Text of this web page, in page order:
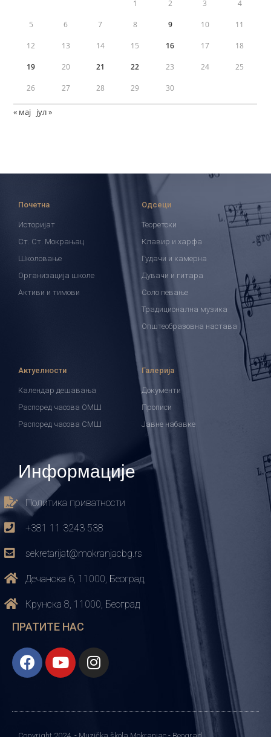
1 2 3 4
5 6 7 8 9 10 11
12 13 14 15 16 17 18
19 20 21 22 23 24 25
26 27 28 29 30
« мај јул »
Почетна
Историјат
Ст. Ст. Мокрањац
Школовање
Организација школе
Активи и тимови
Одсеци
Теоретски
Клавир и харфа
Гудачи и камерна
Дувачи и гитара
Соло певање
Традиционална музика
Општеобразовна настава
Актуелности
Календар дешавања
Распоред часова ОМШ
Распоред часова СМШ
Галерија
Документи
Прописи
Јавне набавке
Информације
Политика приватности
+381 11 3243 538
sekretarijat@mokranjacbg.rs
Дечанска 6, 11000, Београд,
Крунска 8, 11000, Београд
ПРАТИТЕ НАС